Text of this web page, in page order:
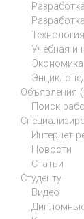
Учебная и
Объявления
Поиск
Интернет
Новости
Статьи
Студенту
Видео